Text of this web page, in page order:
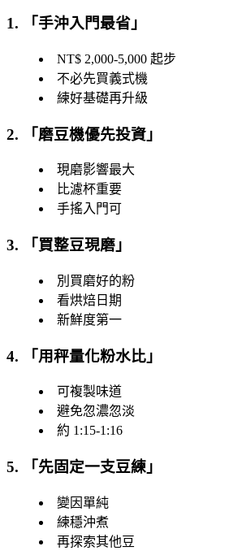
1. 「 手沖入門最省 」
NT$ 2,000-5,000 起步
不必先買義式機
練好基礎再升級
2. 「磨豆機優先投資 」
現磨影響最大
比濾杯重要
手搖入門可
3. 「 買整豆現磨 」
別買磨好的粉
看烘焙日期
新鮮度第一
4. 「用秤量化粉水比 」
可複製味道
避免忽濃忽淡
約 1:15-1:16
5. 「 先固定一支豆練 」
變因單純
練穩沖煮
再探索其他豆